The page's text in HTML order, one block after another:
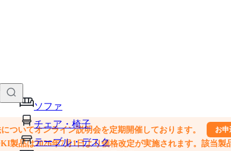
ソファ
チェア・椅子
テーブル・デスク
り付けて、カートに追加できます
ついてオンライン説明会を定期開催しております。 お申
製品は2026年7月1日より価格改定が実施されます。該当製